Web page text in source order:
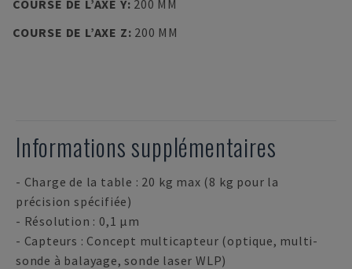
COURSE DE L’AXE Y: 200 MM
COURSE DE L’AXE Z: 200 MM
Informations supplémentaires
- Charge de la table : 20 kg max (8 kg pour la
précision spécifiée)
- Résolution : 0,1 µm
- Capteurs : Concept multicapteur (optique, multi-
sonde à balayage, sonde laser WLP)